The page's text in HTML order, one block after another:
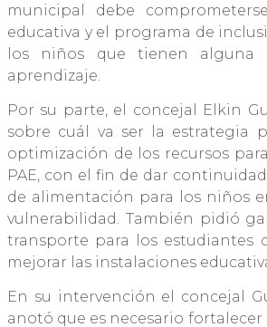
municipal debe
educativa y el programa de
los niños que tienen alguna
aprendizaje.
Por su parte, el concejal Elkin
sobre cuál va ser la estrategia
optimización de los recursos
PAE, con el fin de dar
de alimentación para los niños
vulnerabilidad. También pidió
transporte para los estudiantes
mejorar las instalaciones
En su intervención el concejal
anotó que es necesario fortalecer